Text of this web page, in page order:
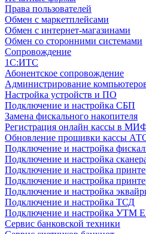
Права пользователей
Обмен с маркетплейсами
Обмен с интернет-магазинами
Обмен со сторонними системами
Сопровождение
1C:ИТС
Абонентское сопровождение
Администрирование
Настройка устройств и ПО
Подключение и настройка СБП
Замена фискального накопителя
Регистрация онлайн кассы в
Обновление прошивки кассы
Подключение и настройка
Подключение и настройка
Подключение и настройка
Подключение и настройка
Подключение и настройка
Подключение и настройка ТСД
Подключение и настройка УТМ
Сервис банковской техники